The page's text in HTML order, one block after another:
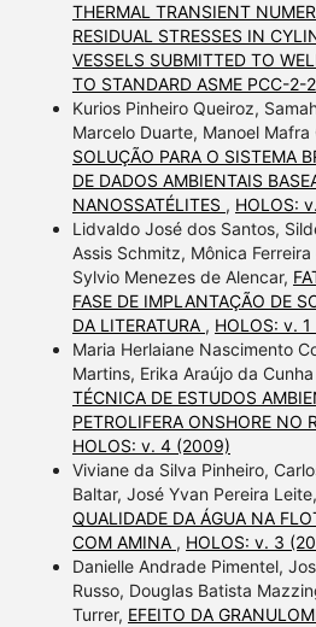
THERMAL TRANSIENT
RESIDUAL STRESSES IN
VESSELS SUBMITTED TO
TO STANDARD ASME PCC-2-
Kurios Pinheiro Queiroz,
Marcelo Duarte, Manoel Mafra
SOLUÇÃO PARA O SISTEMA
DE DADOS AMBIENTAIS
NANOSSATÉLITES , HOLOS:
Lidvaldo José dos Santos,
Assis Schmitz, Mônica
Sylvio Menezes de Alencar,
FASE DE IMPLANTAÇÃO DE
DA LITERATURA , HOLOS: v.
Maria Herlaiane Nascimento
Martins, Erika Araújo da
TÉCNICA DE ESTUDOS
PETROLIFERA ONSHORE NO
HOLOS: v. 4 (2009)
Viviane da Silva Pinheiro,
Baltar, José Yvan Pereira Leite,
QUALIDADE DA ÁGUA NA
COM AMINA , HOLOS: v. 3
Danielle Andrade Pimentel,
Russo, Douglas Batista
Turrer, EFEITO DA